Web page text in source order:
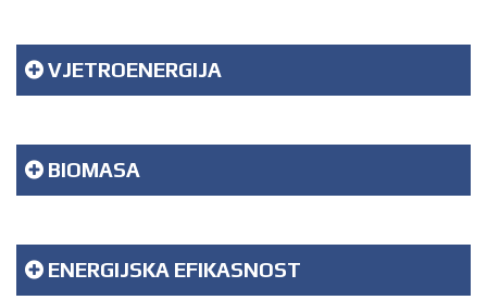
VJETROENERGIJA
BIOMASA
ENERGIJSKA EFIKASNOST